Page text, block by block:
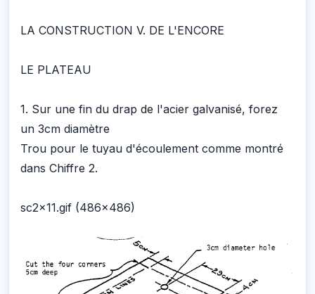
LA CONSTRUCTION V. DE L'ENCORE
LE PLATEAU
1. Sur une fin du drap de l'acier galvanisé, forez
un 3cm diamètre
Trou pour le tuyau d'écoulement comme montré
dans Chiffre 2.
sc2x11.gif (486x486)